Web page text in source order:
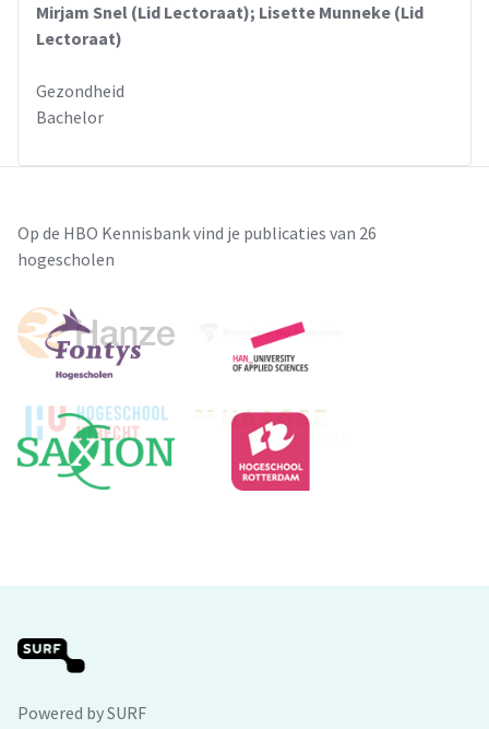
Mirjam Snel (Lid Lectoraat); Lisette Munneke (Lid
Lectoraat)
Gezondheid
Bachelor
Op de HBO Kennisbank vind je publicaties van 26
hogescholen
Powered by SURF